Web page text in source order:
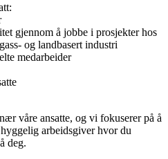
gjennom å jobbe i prosjekter hos
og landbasert industri
medarbeider
våre ansatte, og vi fokuserer på å
arbeidsgiver hvor du
deg.